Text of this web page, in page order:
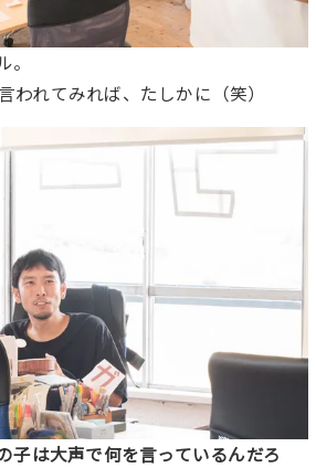
言われてみれば、たしかに（笑）
の子は大声で何を言っているんだろ